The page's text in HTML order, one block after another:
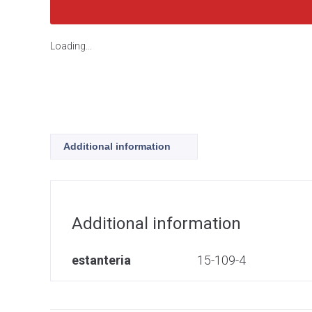
Loading...
Additional information
Additional information
estanteria 15-109-4